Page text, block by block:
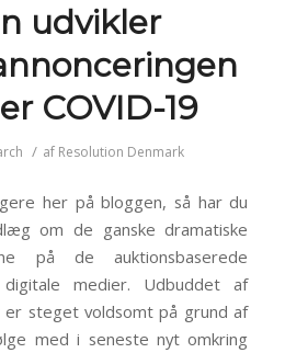
udvikler
COVID-19
/ af Resolution Denmark
her på bloggen, så har du
om de ganske dramatiske
på de auktionsbaserede
medier. Udbuddet af
er steget voldsomt på grund af
med i seneste nyt omkring